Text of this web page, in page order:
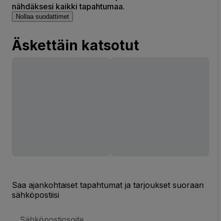
nähdäksesi kaikki tapahtumaa.
Nollaa suodattimet
Äskettäin katsotut
Saa ajankohtaiset tapahtumat ja tarjoukset suoraan
sähköpostiisi